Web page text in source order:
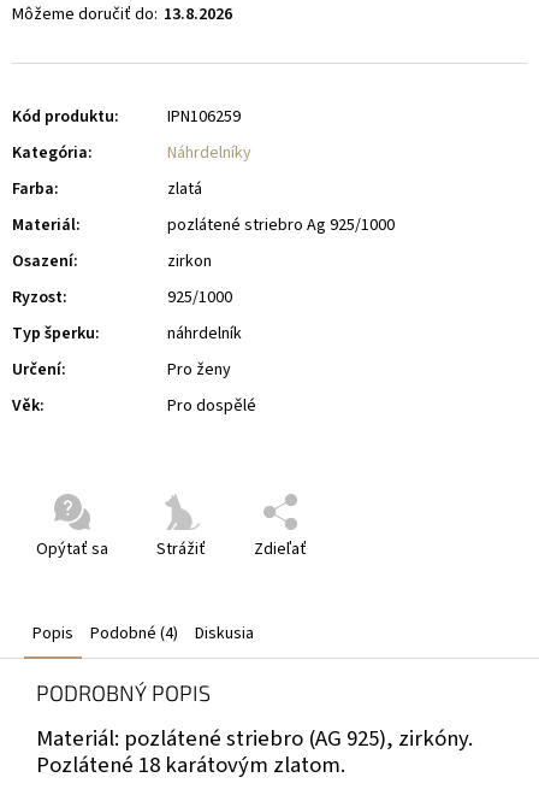
Môžeme doručiť do: 13.8.2026
Opýtať sa Strážiť Zdieľať
Kód produktu:
IPN106259
Kategória:
Náhrdelníky
Farba:
zlatá
Materiál:
pozlátené striebro Ag 925/1000
Osazení:
zirkon
Ryzost:
925/1000
Typ šperku:
náhrdelník
Určení:
Pro ženy
Věk: Pro dospělé
Popis Podobné (4) Diskusia
PODROBNÝ POPIS
Materiál: pozlátené striebro (AG 925), zirkóny.
Pozlátené 18 karátovým zlatom.